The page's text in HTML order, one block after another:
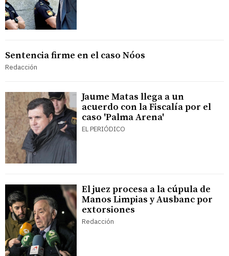
Sentencia firme en el caso Nóos
Redacción
Jaume Matas llega a un
acuerdo con la Fiscalía por el
caso 'Palma Arena'
EL PERIÓDICO
El juez procesa a la cúpula de
Manos Limpias y Ausbanc por
extorsiones
Redacción